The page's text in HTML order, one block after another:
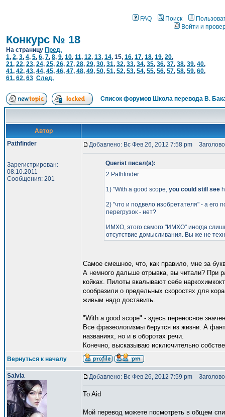
FAQ Поиск
Войти и
Конкурс № 18
На страницу Пред.
1, 2, 3, 4, 5, 6, 7, 8, 9, 10, 11, 12, 13, 14, 15, 16, 17, 18, 19, 20,
21, 22, 23, 24, 25, 26, 27, 28, 29, 30, 31, 32, 33, 34, 35, 36, 37, 38, 39, 40,
41, 42, 43, 44, 45, 46, 47, 48, 49, 50, 51, 52, 53, 54, 55, 56, 57, 58, 59, 60,
61, 62, 63 След.
Список форумов Школа перевода В.
Автор
Pathfinder
Зарегистрирован:
08.10.2011
Сообщения: 201
Добавлено: Вс Фев 26, 2012 7:58 pm
Querist писал(а):
2 Pathfinder
1) "With a good scope, you could still see
2) "что и подвело изобретателя" - а его
перегрузок - нет?
ИМХО, этого самого "ИМХО" иногда
отсутствие домысливания. Вы же не
Самое смешное, что, как правило, мне за
А немного дальше отрывка, вы читали? При
койках. Пилоты вкалывают себе
сообразили о предельных скоростях для
живым надо доставить.
"With a good scope" - здесь переносное
Все фразеологизмы берутся из жизни. А
названиях, но и в оборотах речи.
Конечно, высказываю исключительно
Вернуться к началу
Salvia Добавлено: Вс Фев 26, 2012 7:59 pm
To Aid
Мой перевод можете посмотреть в общем